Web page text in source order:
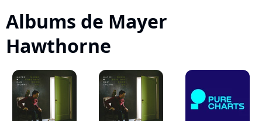
Albums de Mayer
Hawthorne